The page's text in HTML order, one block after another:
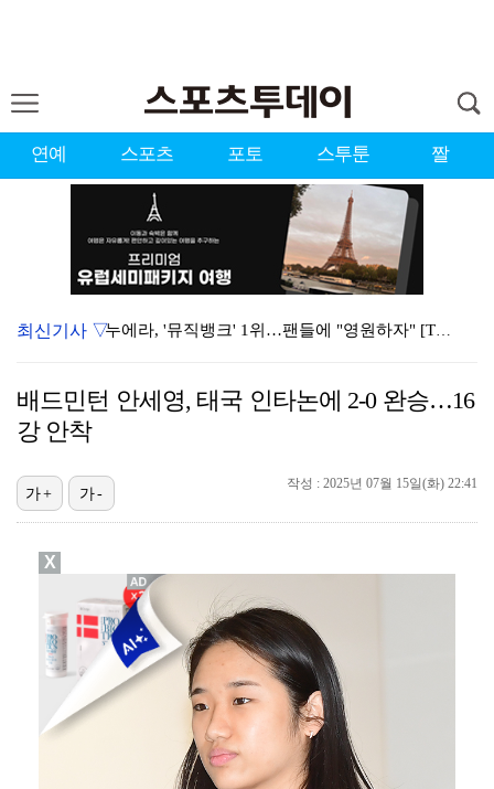
연예 스포츠 포토 스투툰 짤
누에라, '뮤직뱅크' 1위…팬들에 "영원하자" [TV캡…
강채연, 제주삼다수 2R 깜짝 선두 도약…박민지 공동 …
폭발까지 5분…안보현·정은채, 목숨 건 사투 시작(재벌…
이강인, 아틀레티코 마드리드 첫 훈련 진행…9일 맨시티…
'1라운드 115위' 김민별, 2라운드 7타 줄이며 7…
진세연, 전속계약 종료…FA 시장 나왔다 [공식]
최신기사 ▽
배드민턴 안세영, 태국 인타논에 2-0 완승…16
강 안착
작성 : 2025년 07월 15일(화) 22:41
가+ 가-
X